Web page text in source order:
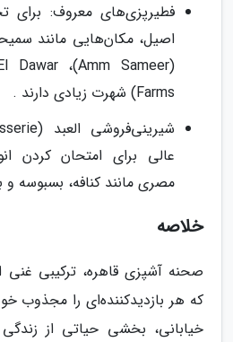
فطیرپزی‌های معروف: برای
Farms) شهرت زیادی دارند .
عالی برای امتحان کردن
مصری مانند کنافه، بسبوسه و
خلاصه
صحنه آشپزی قاهره، ترکیبی
که هر بازدیدکننده‌ای را مجذوب
خیابانی، بخشی حیاتی از